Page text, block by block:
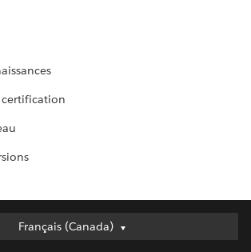
Français (Canada)
Français (Canada)